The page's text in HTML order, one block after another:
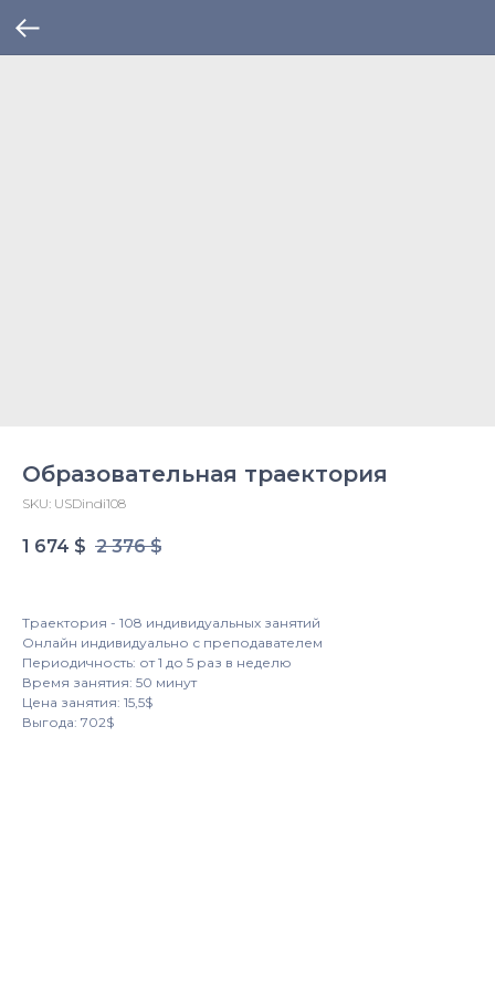
Образовательная траектория
SKU: USDindi108
1 674 $ 2 376 $
Траектория - 108 индивидуальных занятий
Онлайн индивидуально с преподавателем
Периодичность: от 1 до 5 раз в неделю
Время занятия: 50 минут
Цена занятия: 15,5$
Выгода: 702$